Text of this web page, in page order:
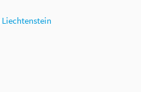
Liechtenstein